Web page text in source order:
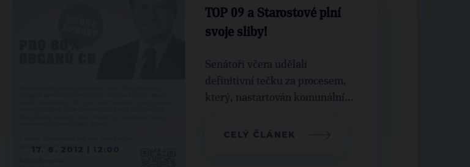
TOP 09 a Starostové plní
svoje sliby!
Senátoři včera udělali
definitivní tečku za procesem,
který, nastartován komunální...
CELÝ ČLÁNEK